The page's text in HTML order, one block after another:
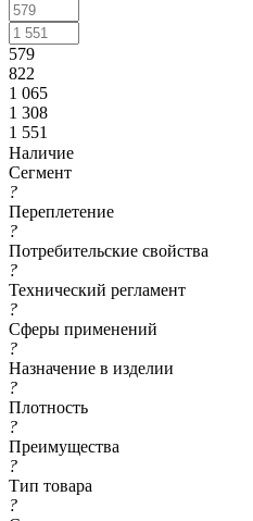
579
822
1 065
1 308
1 551
Наличие
Сегмент
?
Переплетение
?
Потребительские свойства
?
Технический регламент
?
Сферы применений
?
Назначение в изделии
?
Плотность
?
Преимущества
?
Тип товара
?